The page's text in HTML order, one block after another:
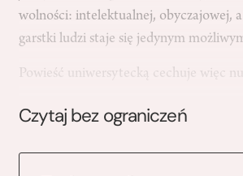
wolności: intelektualnej, obyczajowej,
garstki ludzi staje się jedynym
Powieść uniwersytecką cechuje więc
Czytaj bez ograniczeń